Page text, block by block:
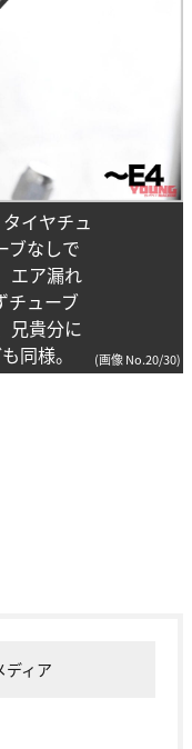
イヤチュ
ブなしで
エア漏れ
チューブ
兄貴分に
同様。
(画像 No.20/30)
ディア